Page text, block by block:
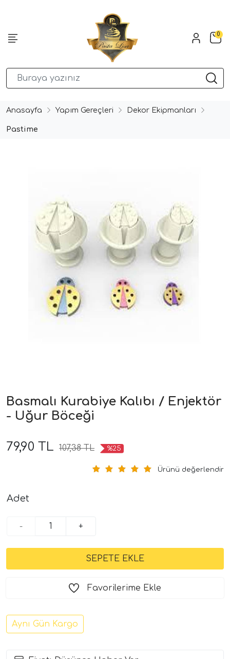
0
Anasayfa Yapım Gereçleri Dekor Ekipmanları
Pastime
Basmalı Kurabiye Kalıbı / Enjektör
- Uğur Böceği
79,90 TL 107,38 TL %25
Ürünü değerlendir
Adet
- +
Favorilerime Ekle
Aynı Gün Kargo